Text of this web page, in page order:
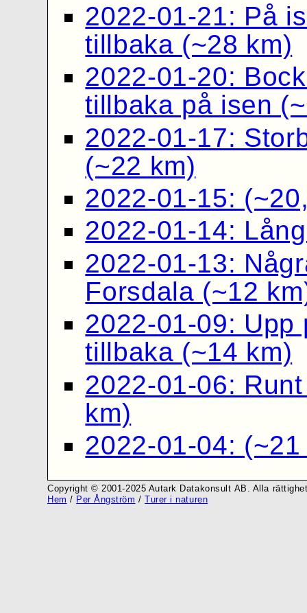
2022-01-21: På
tillbaka (~28 km)
2022-01-20:
tillbaka på isen
2022-01-17:
(~22 km)
2022-01-15:
2022-01-14:
2022-01-13:
Forsdala (~12
2022-01-09: Upp
tillbaka (~14 km)
2022-01-06:
km)
2022-01-04: (~21
Copyright © 2001-2025 Autark Datakonsult AB. Alla
Hem / Per Ångström /Turer i naturen